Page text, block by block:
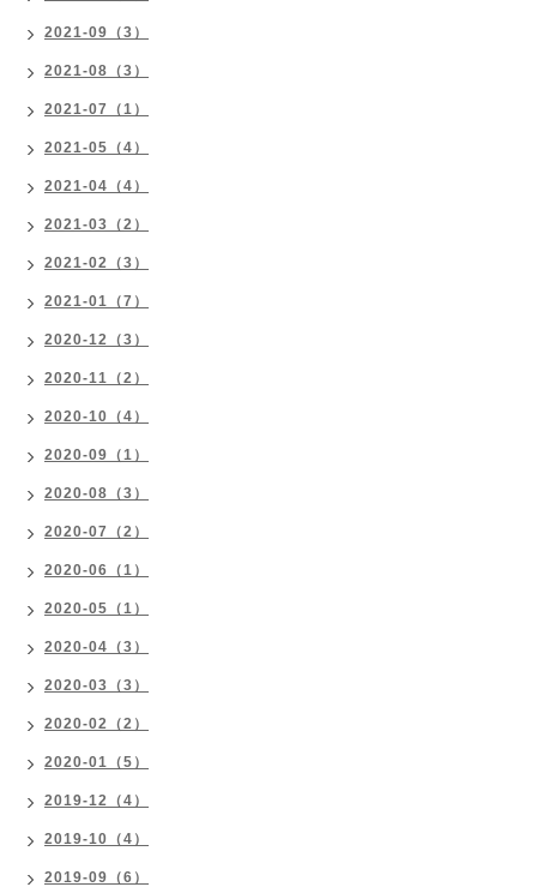
2021-09（3）
2021-08（3）
2021-07（1）
2021-05（4）
2021-04（4）
2021-03（2）
2021-02（3）
2021-01（7）
2020-12（3）
2020-11（2）
2020-10（4）
2020-09（1）
2020-08（3）
2020-07（2）
2020-06（1）
2020-05（1）
2020-04（3）
2020-03（3）
2020-02（2）
2020-01（5）
2019-12（4）
2019-10（4）
2019-09（6）